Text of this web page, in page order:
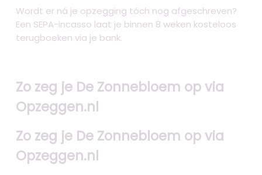
Wordt er ná je opzegging tóch nog afgeschreven?
Een SEPA-incasso laat je binnen 8 weken kosteloos
terugboeken via je bank.
Zo zeg je De Zonnebloem op via
Opzeggen.nl
Zo zeg je De Zonnebloem op via
Opzeggen.nl